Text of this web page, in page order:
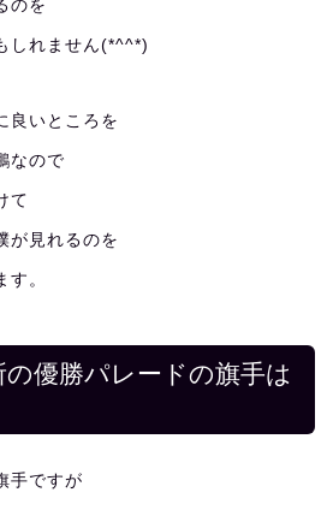
のを
しれません(*^^*)
良いところを
なので
て
が見れるのを
。
優勝パレードの旗手は
手ですが